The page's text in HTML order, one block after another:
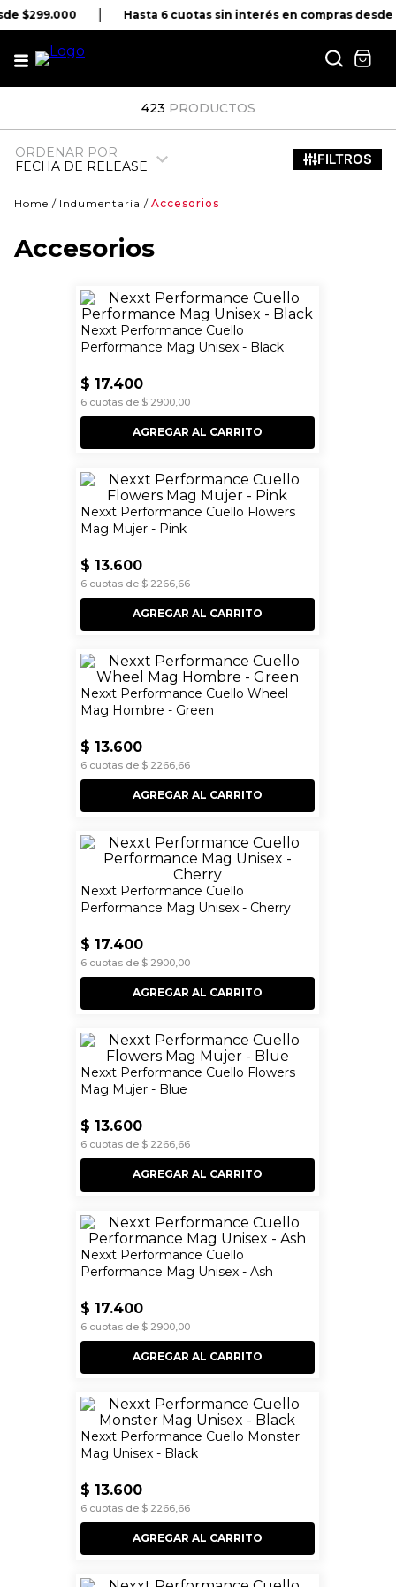
$299.000 Hasta 6 cuotas sin interés en compras desde
423 PRODUCTOS
ORDENAR POR
FECHA DE RELEASE
Indumentaria Accesorios
Accesorios
Nexxt Performance Cuello
Performance Mag Unisex - Black
$ 17.400
6cuotas de $ 2900,00
AGREGAR AL CARRITO
Nexxt Performance Cuello Flowers
Mag Mujer - Pink
$ 13.600
6cuotas de $ 2266,66
AGREGAR AL CARRITO
Nexxt Performance Cuello Wheel
Mag Hombre - Green
$ 13.600
6cuotas de $ 2266,66
AGREGAR AL CARRITO
Nexxt Performance Cuello
Performance Mag Unisex - Cherry
$ 17.400
6cuotas de $ 2900,00
AGREGAR AL CARRITO
Nexxt Performance Cuello Flowers
Mag Mujer - Blue
$ 13.600
6cuotas de $ 2266,66
AGREGAR AL CARRITO
Nexxt Performance Cuello
Performance Mag Unisex - Ash
$ 17.400
6cuotas de $ 2900, 00
AGREGAR AL CARRITO
Nexxt Performance Cuello Monster
Mag Unisex - Black
$ 13.600
6cuotas de $ 2266, 66
AGREGAR AL CARRITO